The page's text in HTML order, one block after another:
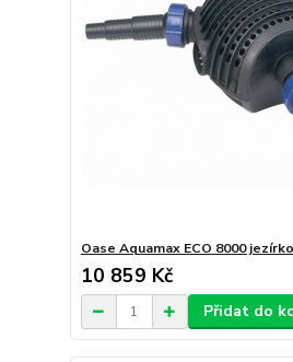
Oase Aquamax ECO 8000
10 859 Kč
Přidat do